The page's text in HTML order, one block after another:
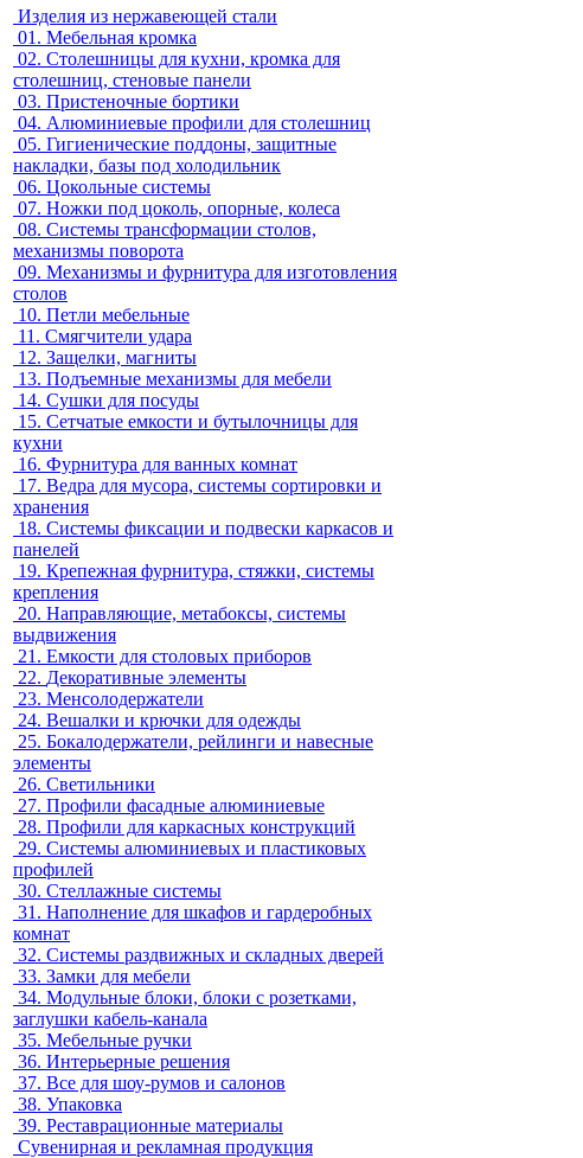
Изделия из нержавеющей стали
01. Мебельная кромка
02. Столешницы для кухни, кромка для
столешниц, стеновые панели
03. Пристеночные бортики
04. Алюминиевые профили для столешниц
05. Гигиенические поддоны, защитные
накладки, базы под холодильник
06. Цокольные системы
07. Ножки под цоколь, опорные, колеса
08. Системы трансформации столов,
механизмы поворота
09. Механизмы и фурнитура для изготовления
столов
10. Петли мебельные
11. Смягчители удара
12. Защелки, магниты
13. Подъемные механизмы для мебели
14. Сушки для посуды
15. Сетчатые емкости и бутылочницы для
кухни
16. Фурнитура для ванных комнат
17. Ведра для мусора, системы сортировки и
хранения
18. Системы фиксации и подвески каркасов и
панелей
19. Крепежная фурнитура, стяжки, системы
крепления
20. Направляющие, метабоксы, системы
выдвижения
21. Емкости для столовых приборов
22. Декоративные элементы
23. Менсолодержатели
24. Вешалки и крючки для одежды
25. Бокалодержатели, рейлинги и навесные
элементы
26. Светильники
27. Профили фасадные алюминиевые
28. Профили для каркасных конструкций
29. Системы алюминиевых и пластиковых
профилей
30. Стеллажные системы
31. Наполнение для шкафов и гардеробных
комнат
32. Системы раздвижных и складных дверей
33. Замки для мебели
34. Модульные блоки, блоки с розетками,
заглушки кабель-канала
35. Мебельные ручки
36. Интерьерные решения
37. Все для шоу-румов и салонов
38. Упаковка
39. Реставрационные материалы
Сувенирная и рекламная продукция